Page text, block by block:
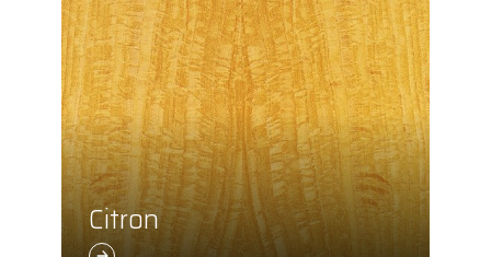
Citron